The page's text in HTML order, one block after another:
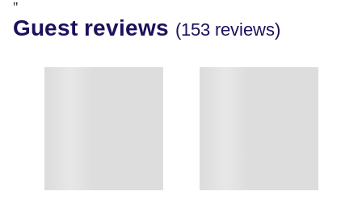
"
Guest reviews (153 reviews)